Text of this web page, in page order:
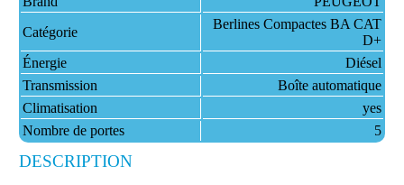
Catégorie
Berlines Compactes BA CAT
D+
Énergie
Diésel
Transmission
Boîte automatique
Climatisation
yes
Nombre de portes
5
DESCRIPTION